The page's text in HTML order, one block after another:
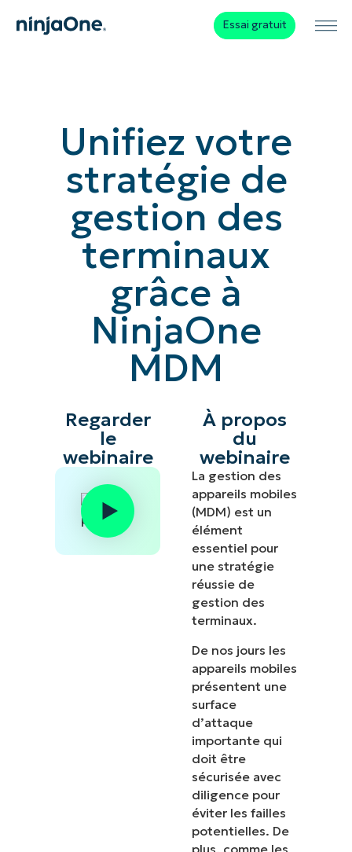
Essai gratuit
Unifiez votre
stratégie de
gestion des
terminaux
grâce à
NinjaOne
MDM
Regarder
le
webinaire
À propos
du
webinaire
La gestion des
appareils mobiles
(MDM) est un
élément
essentiel pour
une stratégie
réussie de
gestion des
terminaux.
De nos jours les
appareils mobiles
présentent une
surface
d’attaque
importante qui
doit être
sécurisée avec
diligence pour
éviter les failles
potentielles. De
plus, comme les